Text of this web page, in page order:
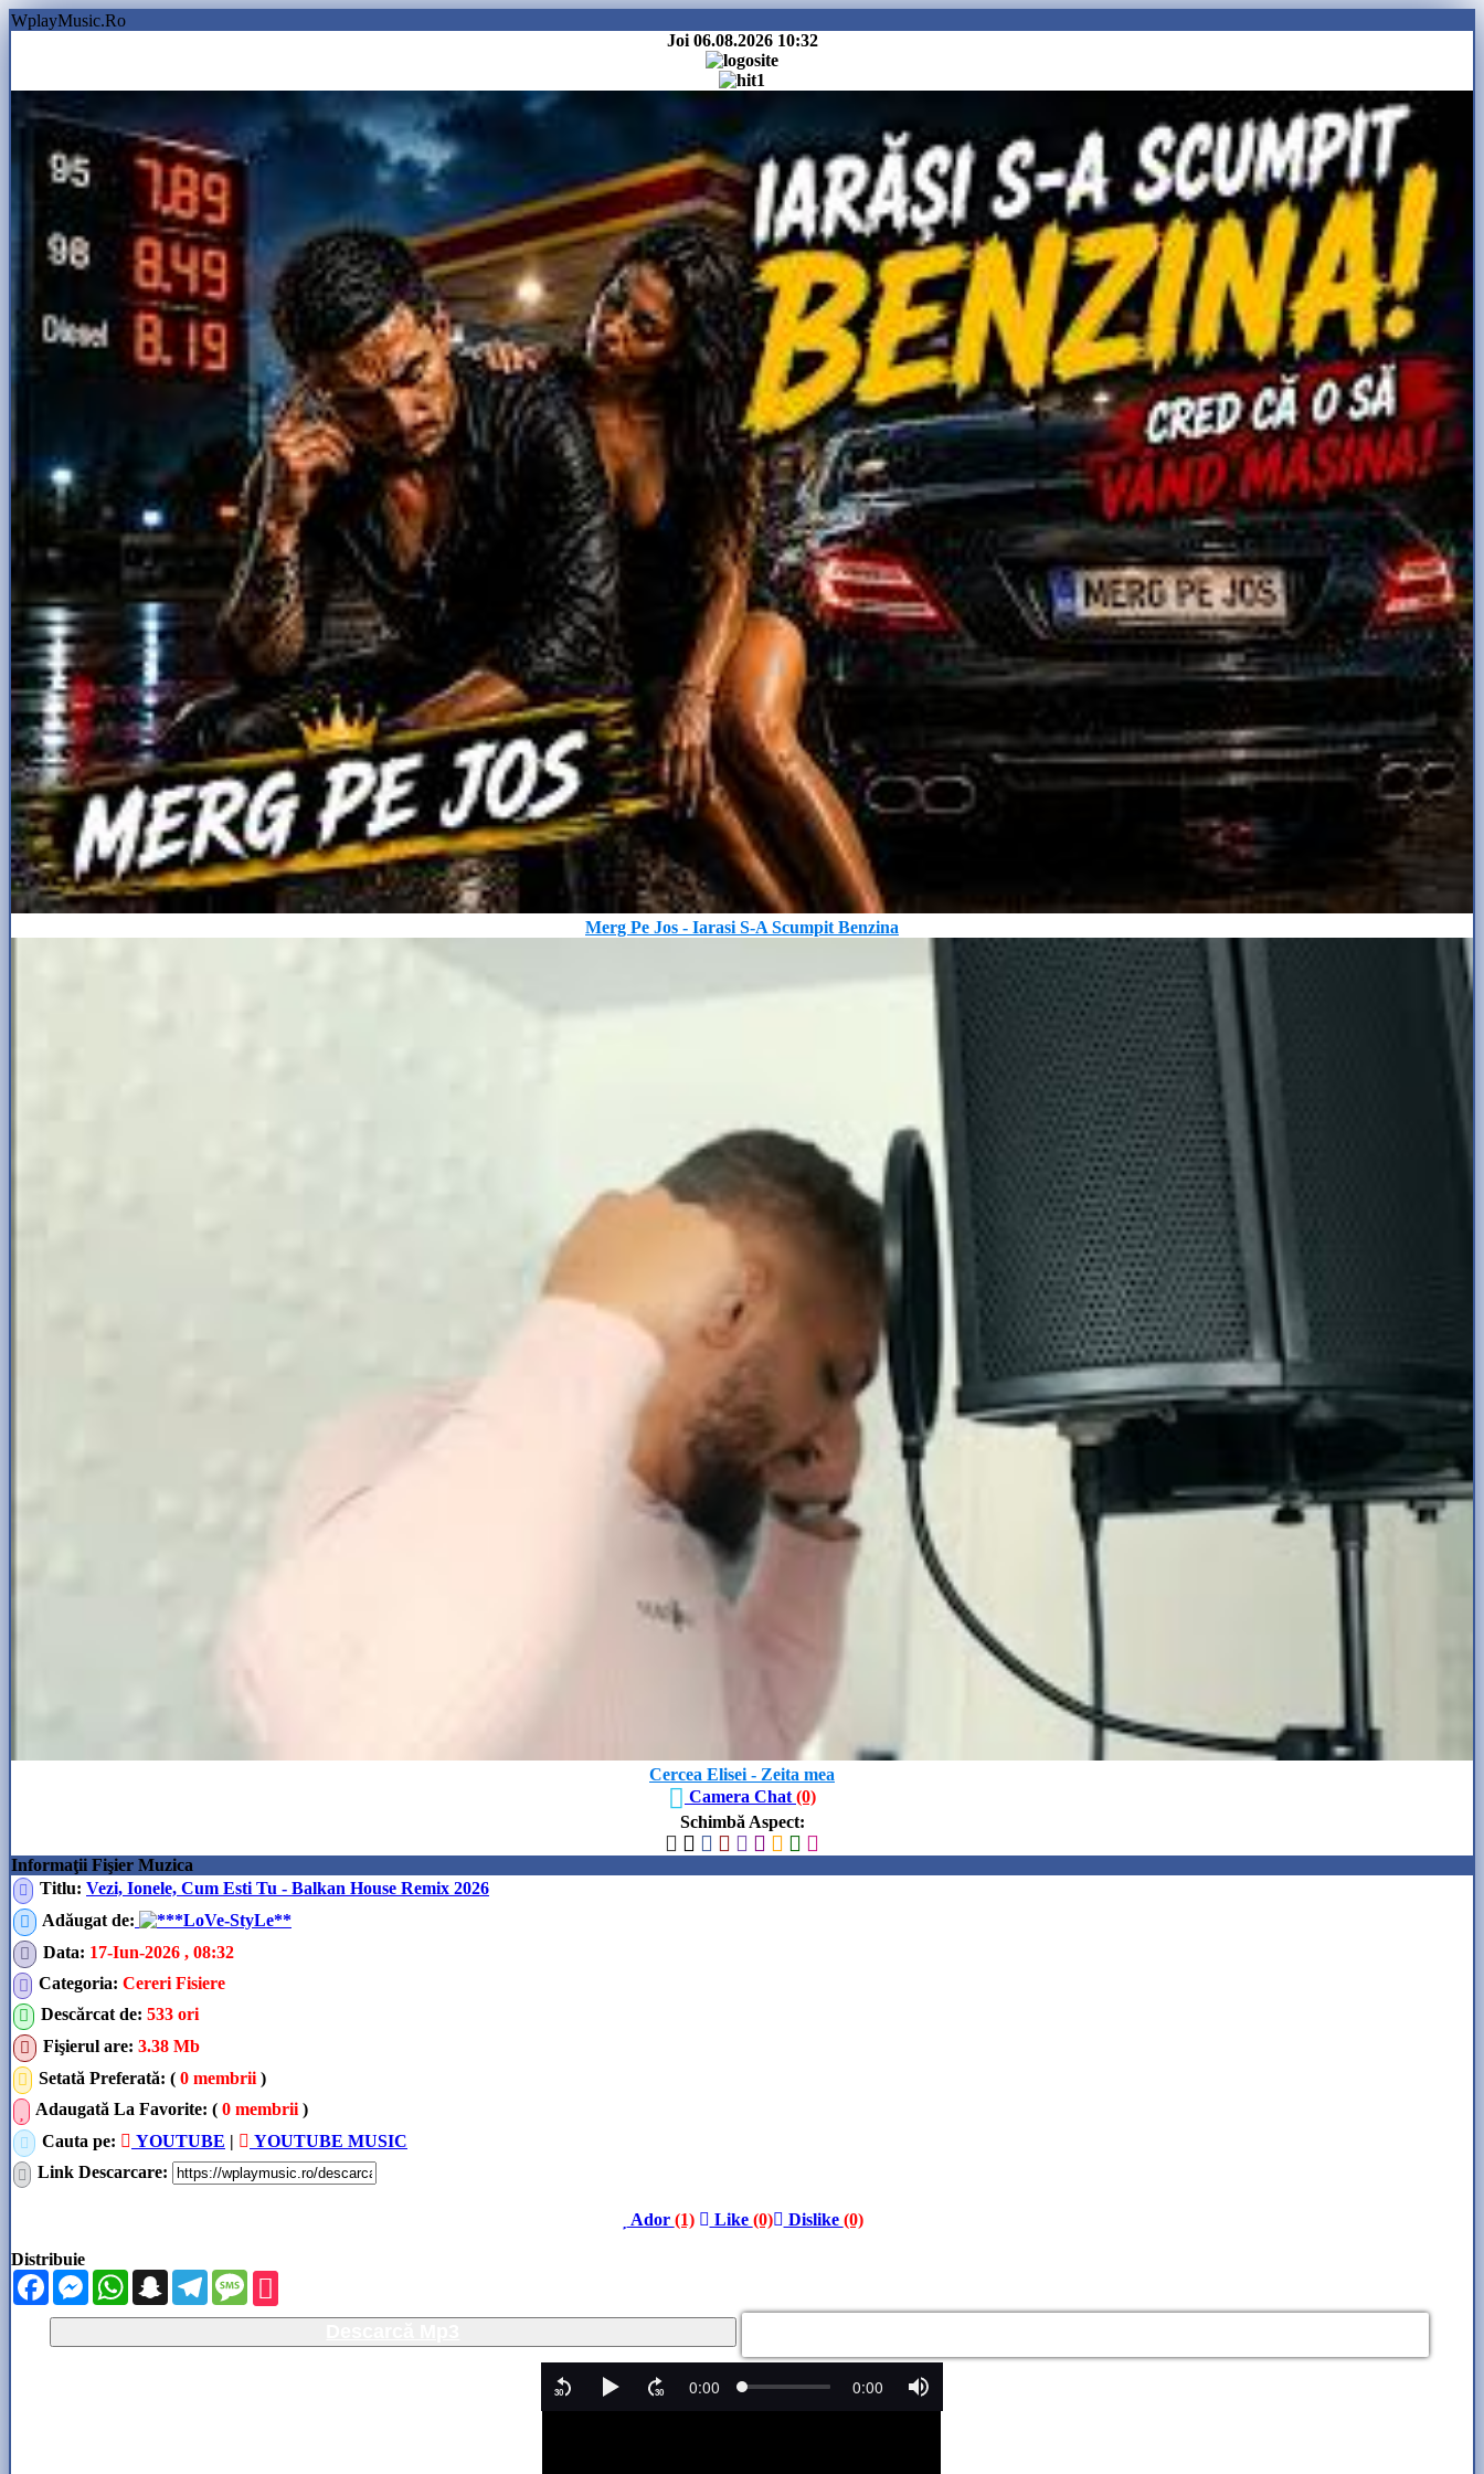
WplayMusic.Ro
Joi 06.08.2026 10:32
Merg Pe Jos - Iarasi S-A Scumpit Benzina
Cercea Elisei - Zeita mea
Camera Chat (0)
Schimbă Aspect:
Informaţii Fişier Muzica
Titlu: Vezi, Ionele, Cum Esti Tu - Balkan House Remix 2026
Adăugat de:
**LoVe-StyLe**
Data: 17-Iun-2026 , 08:32
Categoria: Cereri Fisiere
Descărcat de: 533 ori
Fişierul are: 3.38 Mb
Setată Preferată: ( 0 membrii )
Adaugată La Favorite: ( 0 membrii )
Cauta pe:
YOUTUBE |
YOUTUBE MUSIC
Link Descarcare:
Ador (1) Like (0) Dislike (0)
Distribuie
FacebookMessengerWhatsAppSnapchatTelegramMessage